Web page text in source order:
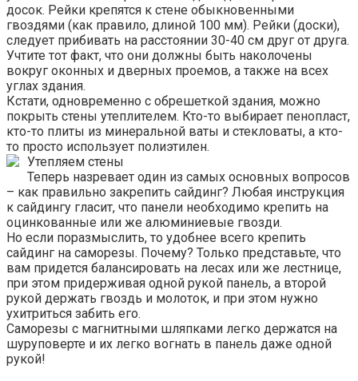
досок. Рейки крепятся к стене обыкновенными
гвоздями (как правило, длиной 100 мм). Рейки (доски),
следует прибивать на расстоянии 30-40 см друг от друга.
Учтите тот факт, что они должны быть наколочены
вокруг оконных и дверных проемов, а также на всех
углах здания.
Кстати, одновременно с обрешеткой здания, можно
покрыть стены утеплителем. Кто-то выбирает пенопласт,
кто-то плиты из минеральной ваты и стекловаты, а кто-
то просто использует полиэтилен.
Утепляем стены
Теперь назревает один из самых основных вопросов
– как правильно закрепить сайдинг? Любая инструкция
к сайдингу гласит, что панели необходимо крепить на
оцинкованные или же алюминиевые гвозди.
Но если поразмыслить, то удобнее всего крепить
сайдинг на саморезы. Почему? Только представьте, что
вам придется балансировать на лесах или же лестнице,
при этом придерживая одной рукой панель, а второй
рукой держать гвоздь и молоток, и при этом нужно
ухитриться забить его.
Саморезы с магнитными шляпками легко держатся на
шуруповерте и их легко вогнать в панель даже одной
рукой!